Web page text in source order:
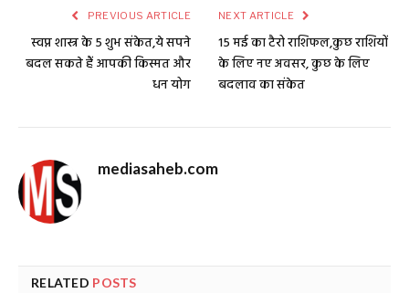
PREVIOUS ARTICLE
स्वप्न शास्त्र के 5 शुभ संकेत,ये सपने
बदल सकते हैं आपकी किस्मत और
धन योग
NEXT ARTICLE
15 मई का टैरो राशिफल,कुछ राशियों
के लिए नए अवसर, कुछ के लिए
बदलाव का संकेत
mediasaheb.com
RELATED POSTS